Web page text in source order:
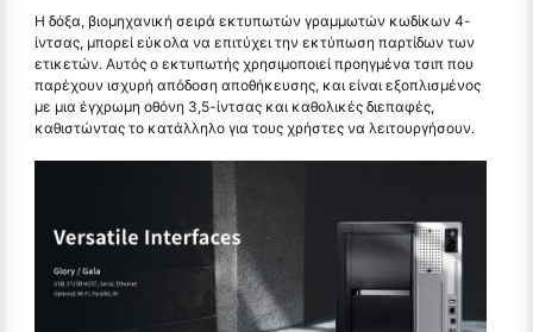
Η δόξα, βιομηχανική σειρά εκτυπωτών γραμμωτών κωδίκων 4-
ίντσας, μπορεί εύκολα να επιτύχει την εκτύπωση παρτίδων των
ετικετών. Αυτός ο εκτυπωτής χρησιμοποιεί προηγμένα τσιπ που
παρέχουν ισχυρή απόδοση αποθήκευσης, και είναι εξοπλισμένος
με μια έγχρωμη οθόνη 3,5-ίντσας και καθολικές διεπαφές,
καθιστώντας το κατάλληλο για τους χρήστες να λειτουργήσουν.